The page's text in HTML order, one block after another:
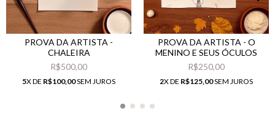
PROVA DA ARTISTA -
CHALEIRA
R$500,00
5X DE R$100,00SEM JUROS
PROVA DA ARTISTA - O
MENINO E SEUS ÓCULOS
R$250,00
2X DE R$125,00SEM JUROS